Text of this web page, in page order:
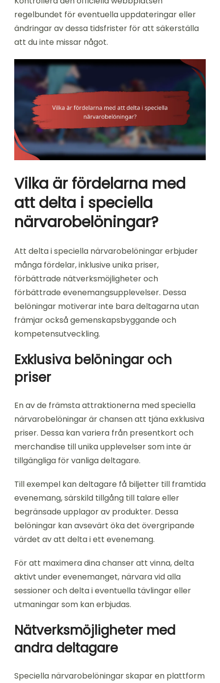
regelbundet för eventuella uppdateringar eller
ändringar av dessa tidsfrister för att säkerställa
att du inte missar något.
Vilka är fördelarna med
att delta i speciella
närvarobelöningar?
Att delta i speciella närvarobelöningar erbjuder
många fördelar, inklusive unika priser,
förbättrade nätverksmöjligheter och
förbättrade evenemangsupplevelser. Dessa
belöningar motiverar inte bara deltagarna utan
främjar också gemenskapsbyggande och
kompetensutveckling.
Exklusiva belöningar och
priser
En av de främsta attraktionerna med speciella
närvarobelöningar är chansen att tjäna exklusiva
priser. Dessa kan variera från presentkort och
merchandise till unika upplevelser som inte är
tillgängliga för vanliga deltagare.
Till exempel kan deltagare få biljetter till framtida
evenemang, särskild tillgång till talare eller
begränsade upplagor av produkter. Dessa
belöningar kan avsevärt öka det övergripande
värdet av att delta i ett evenemang.
För att maximera dina chanser att vinna, delta
aktivt under evenemanget, närvara vid alla
sessioner och delta i eventuella tävlingar eller
utmaningar som kan erbjudas.
Nätverksmöjligheter med
andra deltagare
Speciella närvarobelöningar skapar en plattform